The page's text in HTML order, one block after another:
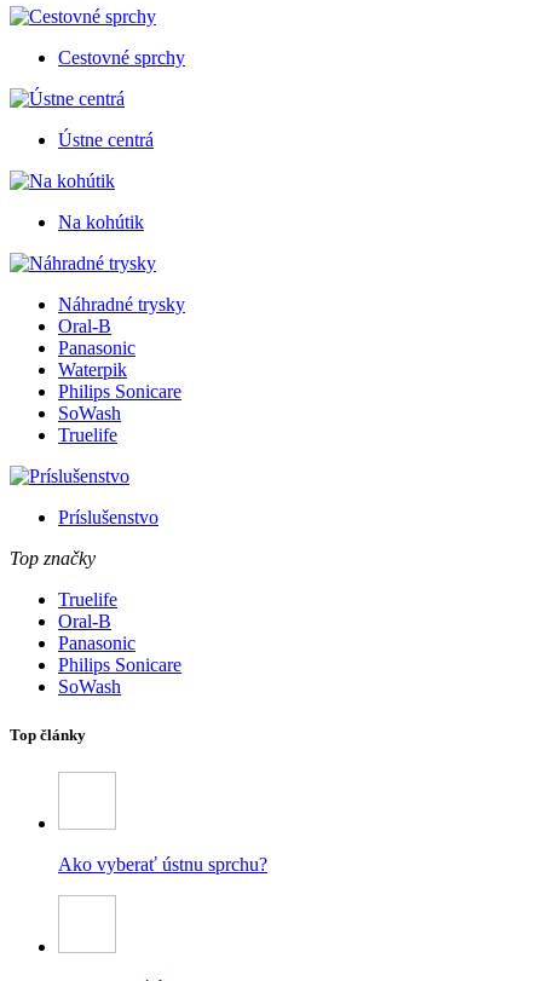
Cestovné sprchy
Ústne centrá
Na kohútik
Náhradné trysky
Oral-B
Panasonic
Waterpik
Philips Sonicare
SoWash
Truelife
Príslušenstvo
Top značky
Truelife
Oral-B
Panasonic
Philips Sonicare
SoWash
Top články
Ako vyberať ústnu sprchu?